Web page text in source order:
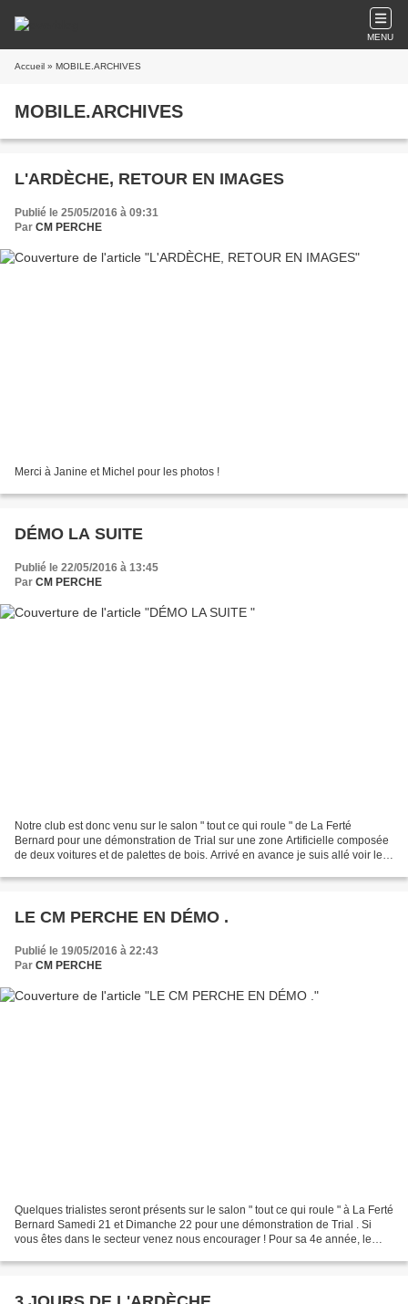
MENU
Accueil » MOBILE.ARCHIVES
MOBILE.ARCHIVES
L'ARDÈCHE, RETOUR EN IMAGES
Publié le 25/05/2016 à 09:31
Par CM PERCHE
Merci à Janine et Michel pour les photos !
DÉMO LA SUITE
Publié le 22/05/2016 à 13:45
Par CM PERCHE
Notre club est donc venu sur le salon " tout ce qui roule " de La Ferté
Bernard pour une démonstration de Trial sur une zone Artificielle composée
de deux voitures et de palettes de bois. Arrivé en avance je suis allé voir les
LE CM PERCHE EN DÉMO .
Publié le 19/05/2016 à 22:43
Par CM PERCHE
Quelques trialistes seront présents sur le salon " tout ce qui roule " à La Ferté
Bernard Samedi 21 et Dimanche 22 pour une démonstration de Trial . Si
vous êtes dans le secteur venez nous encourager ! Pour sa 4e année, le